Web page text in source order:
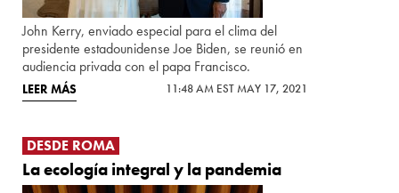
John Kerry, enviado especial para el clima del
presidente estadounidense Joe Biden, se reunió en
audiencia privada con el papa Francisco.
LEER MÁS 11:48 AM EST MAY 17, 2021
DESDE ROMA
La ecología integral y la pandemia